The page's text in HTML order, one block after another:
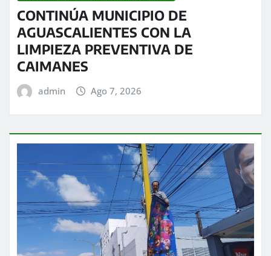
CONTINÚA MUNICIPIO DE
AGUASCALIENTES CON LA
LIMPIEZA PREVENTIVA DE
CAIMANES
admin Ago 7, 2026